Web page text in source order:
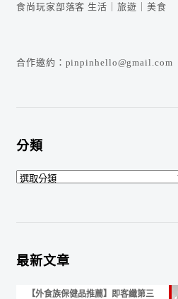
食尚玩家部落客 生活｜旅遊｜美食
合作邀約：pinpinhello@gmail.com
分類
分
最新文章
【外食族保健品推薦】即客纖第三